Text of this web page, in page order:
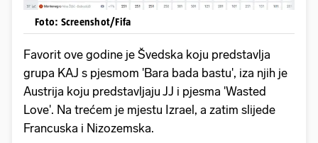
Foto: Screenshot/Fifa
Favorit ove godine je Švedska koju predstavlja
grupa KAJ s pjesmom 'Bara bada bastu', iza njih je
Austrija koju predstavljaju JJ i pjesma 'Wasted
Love'. Na trećem je mjestu Izrael, a zatim slijede
Francuska i Nizozemska.